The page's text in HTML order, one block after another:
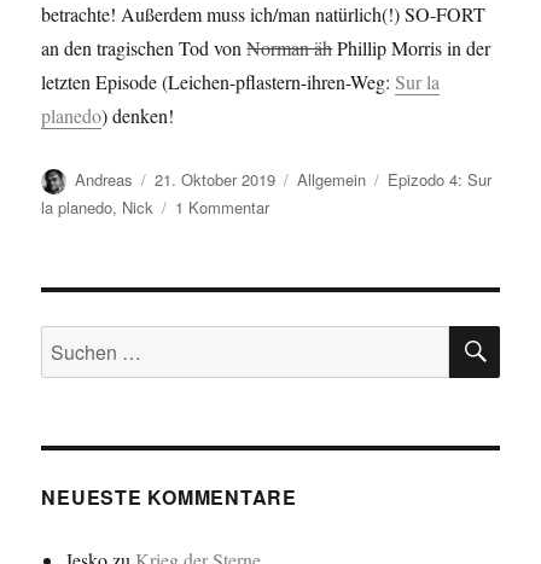
betrachte! Außerdem muss ich/man natürlich(!) SO-FORT
an den tragischen Tod vonNorman ähPhillip Morris in der
letzten Episode (Leichen-pflastern-ihren-Weg:Sur la
planedo) denken!
Autor
Andreas
Veröffentlicht
am
21. Oktober 2019 Kategorien
Allgemein Schlagwörter
Epizodo 4: Sur
la planedo, Nick 1 Kommentarzu
Suchen
nach:
NEUESTE KOMMENTARE